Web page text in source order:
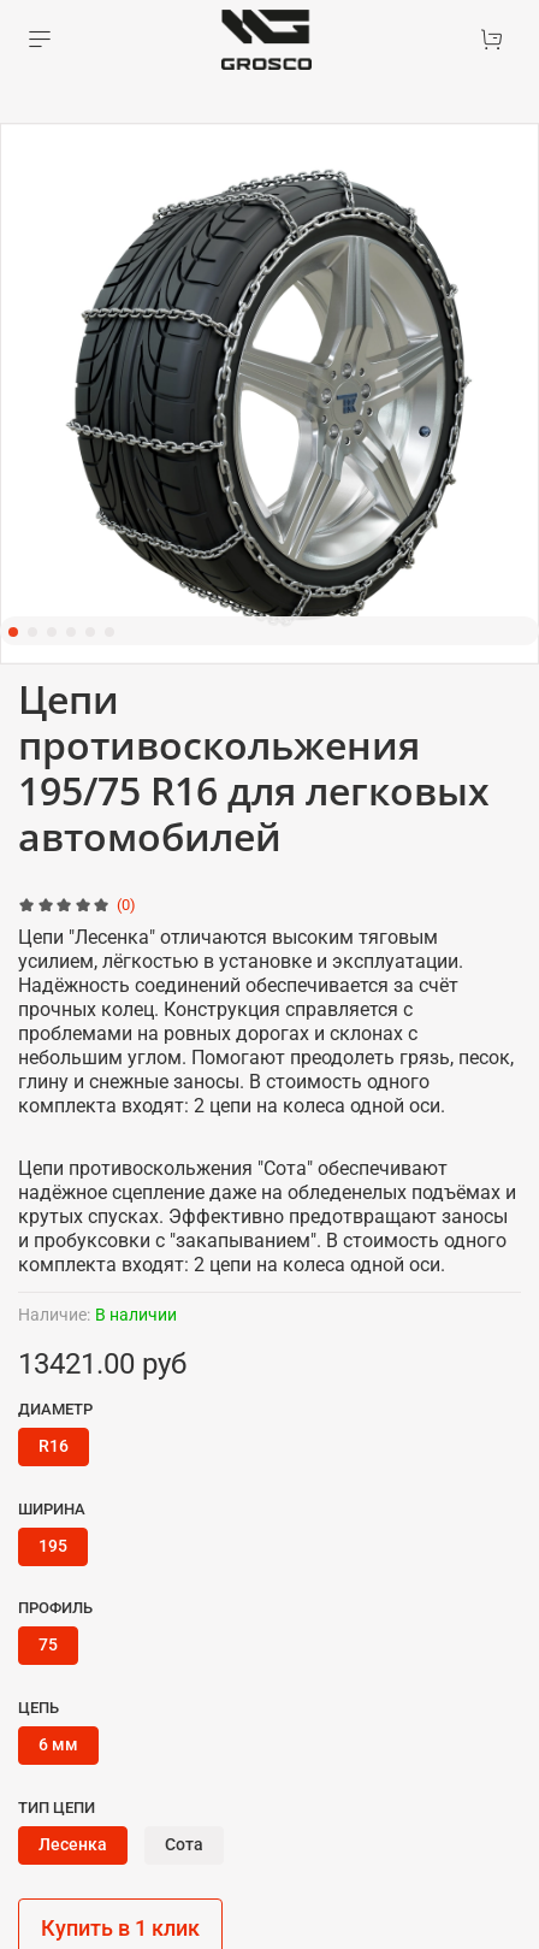
(0)
Наличие: В наличии
Цепи
противоскольжения
195/75 R16 для легковых
автомобилей
13421.00 руб
Купить в 1 клик
ДИАМЕТР
R16
ШИРИНА
195
ПРОФИЛЬ
75
ЦЕПЬ
6 мм
ТИП ЦЕПИ
Лесенка Сота
Цепи "Лесенка" отличаются высоким тяговым
усилием, лёгкостью в установке и эксплуатации.
Надёжность соединений обеспечивается за счёт
прочных колец. Конструкция справляется с
проблемами на ровных дорогах и склонах с
небольшим углом. Помогают преодолеть грязь, песок,
глину и снежные заносы. В стоимость одного
комплекта входят: 2 цепи на колеса одной оси.
Цепи противоскольжения "Сота" обеспечивают
надёжное сцепление даже на обледенелых подъёмах и
крутых спусках. Эффективно предотвращают заносы
и пробуксовки с "закапыванием". В стоимость одного
комплекта входят: 2 цепи на колеса одной оси.